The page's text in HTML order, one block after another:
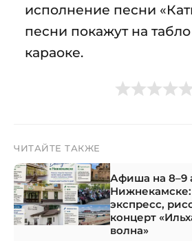
исполнение песни
песни покажут на
караоке.
ЧИТАЙТЕ ТАКЖЕ
Афиша на 8–9
экспресс,
концерт
волна»